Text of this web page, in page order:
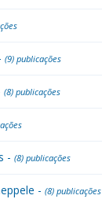
(9) publicações
(8) publicações
- (8) publicações
- (8) publicações